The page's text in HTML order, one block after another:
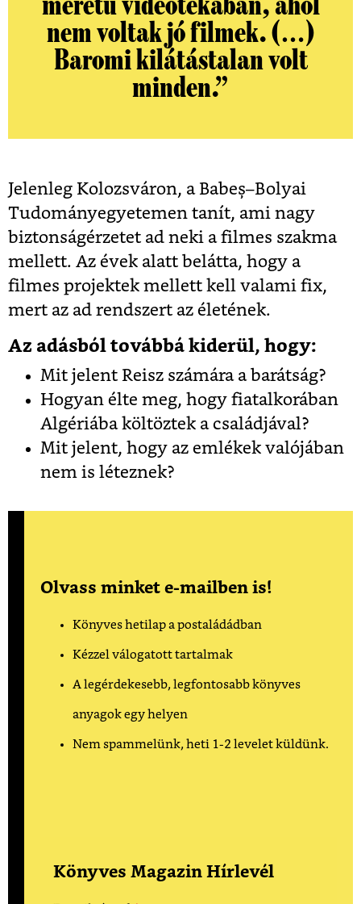
nem voltak jó filmek. (…)
Baromi kilátástalan volt
minden.”
Jelenleg Kolozsváron, a Babeș–Bolyai
Tudományegyetemen tanít, ami nagy
biztonságérzetet ad neki a filmes szakma
mellett. Az évek alatt belátta, hogy a
filmes projektek mellett kell valami fix,
mert az ad rendszert az életének.
Az adásból továbbá kiderül, hogy:
Mit jelent Reisz számára a barátság?
Hogyan élte meg, hogy fiatalkorában
Algériába költöztek a családjával?
Mit jelent, hogy az emlékek valójában
nem is léteznek?
Olvass minket e-mailben is!
Könyves hetilap a postaládádban
Kézzel válogatott tartalmak
A legérdekesebb, legfontosabb könyves
anyagok egy helyen
Nem spammelünk, heti 1-2 levelet küldünk.
Könyves Magazin Hírlevél